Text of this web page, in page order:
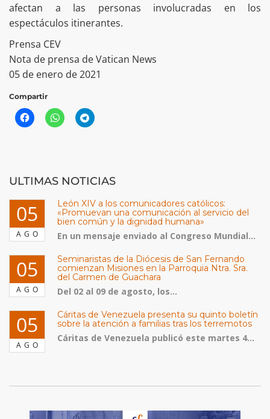
afectan a las personas involucradas en los
espectáculos itinerantes.
Prensa CEV
Nota de prensa de Vatican News
05 de enero de 2021
Compartir
ULTIMAS NOTICIAS
05
AGO
León XIV a los comunicadores católicos:
«Promuevan una comunicación al servicio del
bien común y la dignidad humana»
En un mensaje enviado al Congreso Mundial...
05
AGO
Seminaristas de la Diócesis de San Fernando
comienzan Misiones en la Parroquia Ntra. Sra.
del Carmen de Guachara
Del 02 al 09 de agosto, los...
05
AGO
Cáritas de Venezuela presenta su quinto boletín
sobre la atención a familias tras los terremotos
Cáritas de Venezuela publicó este martes 4...